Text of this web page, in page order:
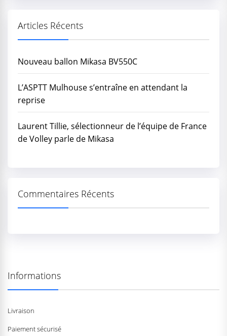
Articles Récents
Nouveau ballon Mikasa BV550C
L’ASPTT Mulhouse s’entraîne en attendant la
reprise
Laurent Tillie, sélectionneur de l’équipe de France
de Volley parle de Mikasa
Commentaires Récents
Informations
Livraison
Paiement sécurisé